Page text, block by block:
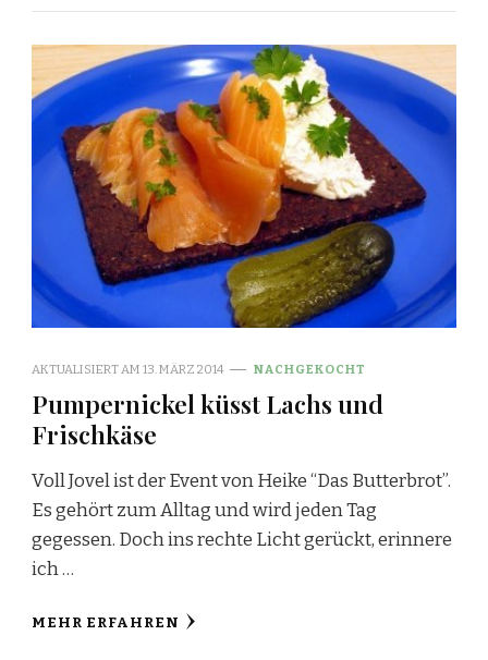
AKTUALISIERT AM 13. MÄRZ 2014 NACHGEKOCHT
Pumpernickel küsst Lachs und
Frischkäse
Voll Jovel ist der Event von Heike “Das Butterbrot”.
Es gehört zum Alltag und wird jeden Tag
gegessen. Doch ins rechte Licht gerückt, erinnere
ich …
MEHR ERFAHREN